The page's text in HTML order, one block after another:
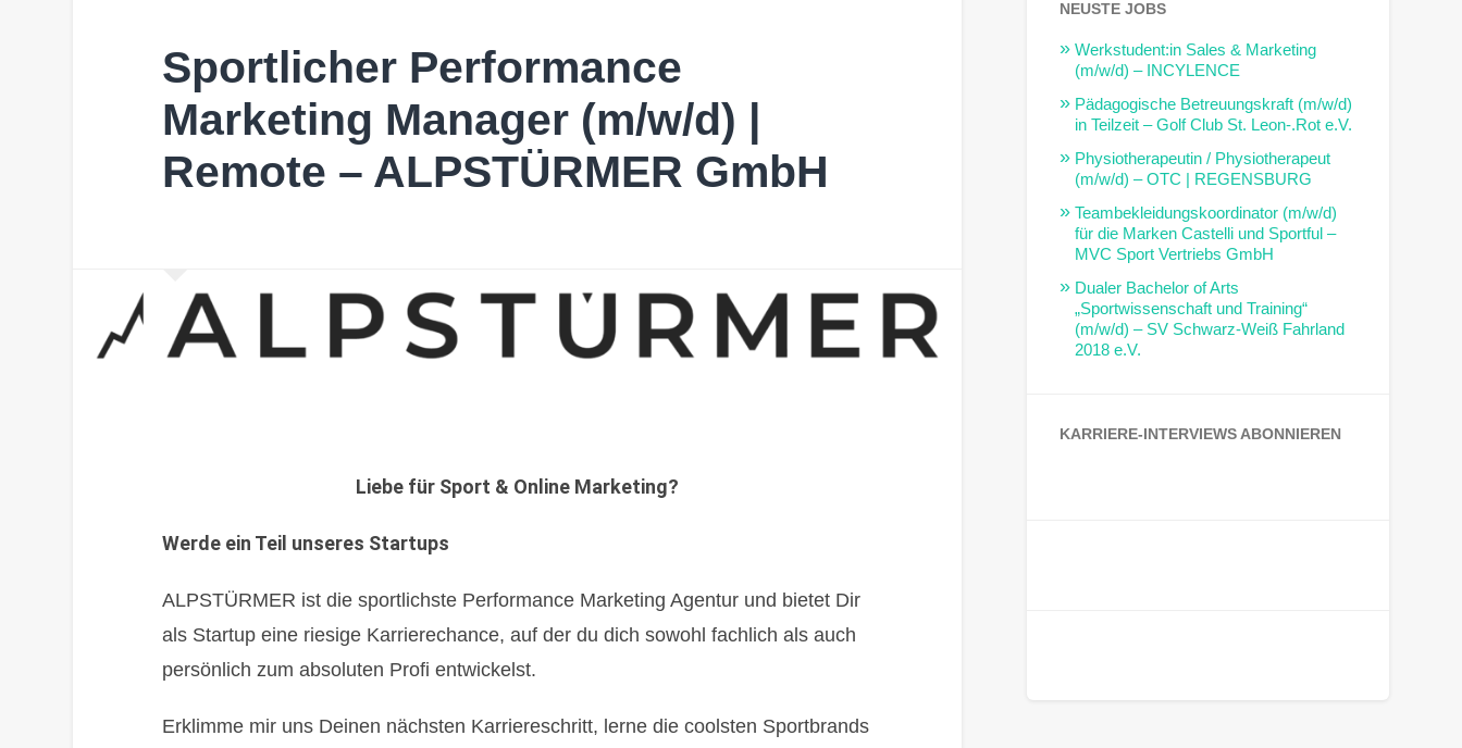
Sportlicher Performance
Marketing Manager (m/w/d) |
Remote – ALPSTÜRMER GmbH
Liebe für Sport & Online Marketing?
Werde ein Teil unseres Startups
ALPSTÜRMER ist die sportlichste Performance Marketing Agentur und bietet Dir
als Startup eine riesige Karrierechance, auf der du dich sowohl fachlich als auch
persönlich zum absoluten Profi entwickelst.
Erklimme mir uns Deinen nächsten Karriereschritt, lerne die coolsten Sportbrands
NEUSTE JOBS
Werkstudent:in Sales & Marketing
(m/w/d) – INCYLENCE
Pädagogische Betreuungskraft (m/w/d)
in Teilzeit – Golf Club St. Leon-.Rot e.V.
Physiotherapeutin / Physiotherapeut
(m/w/d) – OTC | REGENSBURG
Teambekleidungskoordinator (m/w/d)
für die Marken Castelli und Sportful –
MVC Sport Vertriebs GmbH
Dualer Bachelor of Arts
„Sportwissenschaft und Training“
(m/w/d) – SV Schwarz-Weiß Fahrland
2018 e.V.
KARRIERE-INTERVIEWS ABONNIEREN